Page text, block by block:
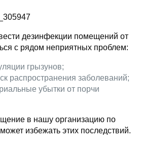
дезинфекции помещений от
с рядом неприятных проблем:
грызунов;
распространения заболеваний;
убытки от порчи
в нашу организацию по
избежать этих последствий.